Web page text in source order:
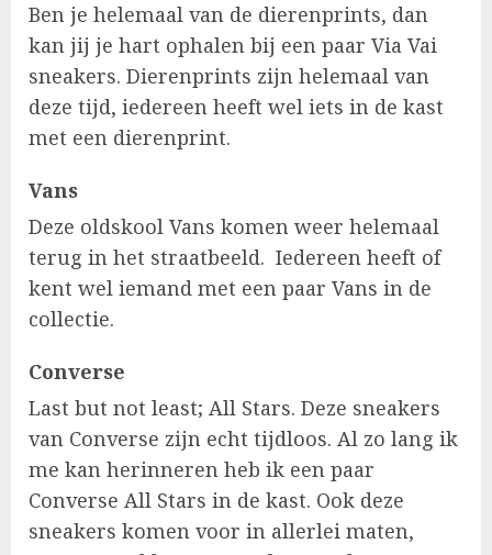
Ben je helemaal van de dierenprints, dan
kan jij je hart ophalen bij een paar Via Vai
sneakers. Dierenprints zijn helemaal van
deze tijd, iedereen heeft wel iets in de kast
met een dierenprint.
Vans
Deze oldskool Vans komen weer helemaal
terug in het straatbeeld. Iedereen heeft of
kent wel iemand met een paar Vans in de
collectie.
Converse
Last but not least; All Stars. Deze sneakers
van Converse zijn echt tijdloos. Al zo lang ik
me kan herinneren heb ik een paar
Converse All Stars in de kast. Ook deze
sneakers komen voor in allerlei maten,